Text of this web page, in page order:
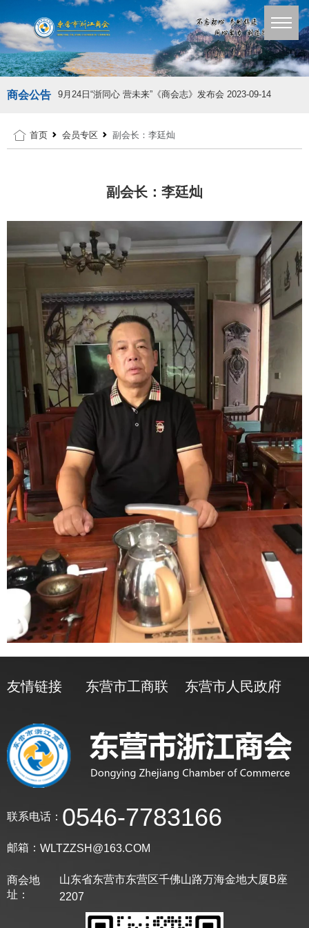
商会公告 9月24日“浙同心 营未来”《商会志》发布会 2023-09-14
首页 会员专区 副会长：李廷灿
副会长：李廷灿
友情链接 东营市工商联 东营市人民政府
联系电话： 0546-7783166
邮箱： WLTZZSH@163.COM
商会地
址：
山东省东营市东营区千佛山路万海金地大厦B座
2207